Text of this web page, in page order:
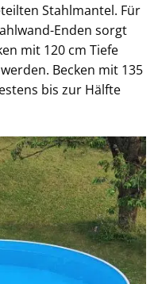
Stahlmantel. Für
Enden sorgt
mit 120 cm Tiefe
Becken mit 135
bis zur Hälfte